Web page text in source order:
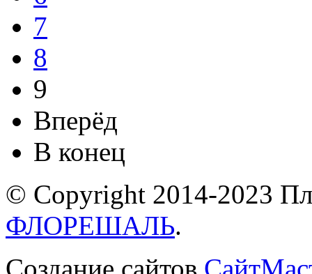
7
8
9
Вперёд
В конец
© Copyright 2014-2023
ФЛОРЕШАЛЬ.
Создание сайтов